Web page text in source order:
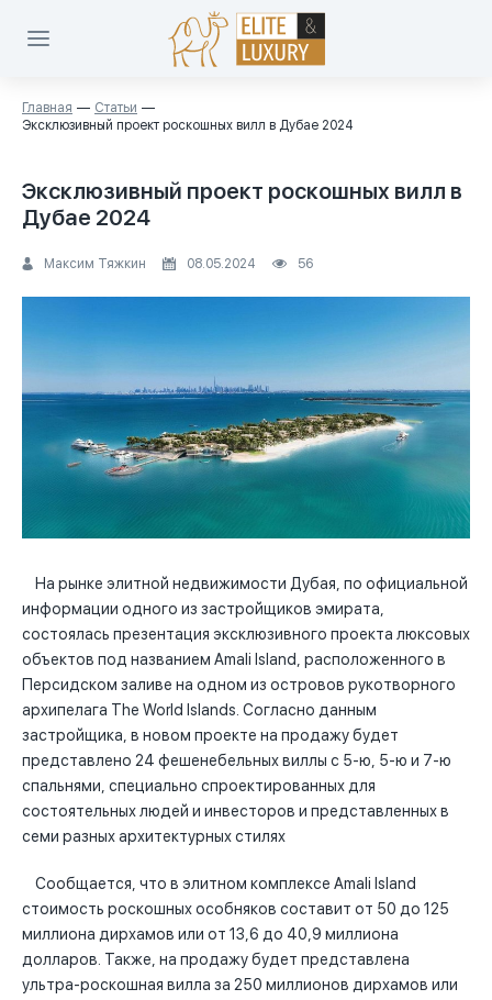
Главная
Статьи
Эксклюзивный проект роскошных вилл в Дубае 2024
Эксклюзивный проект роскошных вилл в
Дубае 2024
Максим Тяжкин 08.05.2024 56
На рынке элитной недвижимости Дубая, по официальной
информации одного из застройщиков эмирата,
состоялась презентация эксклюзивного проекта люксовых
объектов под названием Amali Island, расположенного в
Персидском заливе на одном из островов рукотворного
архипелага The World Islands. Согласно данным
застройщика, в новом проекте на продажу будет
представлено 24 фешенебельных виллы с 5-ю, 5-ю и 7-ю
спальнями, специально спроектированных для
состоятельных людей и инвесторов и представленных в
семи разных архитектурных стилях
Сообщается, что в элитном комплексе Amali Island
стоимость роскошных особняков составит от 50 до 125
миллиона дирхамов или от 13,6 до 40,9 миллиона
долларов. Также, на продажу будет представлена
ультра-роскошная вилла за 250 миллионов дирхамов или